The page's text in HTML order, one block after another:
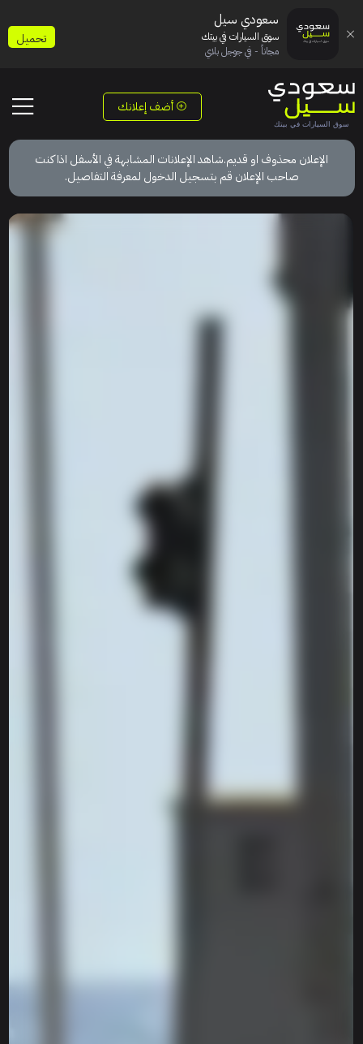
أضف إعلانك
الإعلان محذوف او قديم.شاهد الإعلانات المشابهة في الأسفل اذا كنت
صاحب الإعلان قم بتسجيل الدخول لمعرفة التفاصيل.
سعودي سيل
سوق السيارات في بيتك
مجاناً - في جوجل بلاي
تحميل